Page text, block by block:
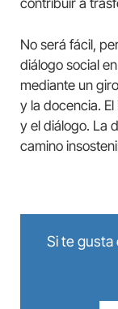
No será fácil,
diálogo social
mediante un
y la docencia.
y el diálogo. La
camino
Si te gusta